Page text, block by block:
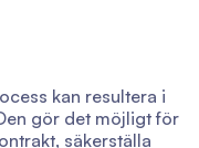
kan resultera i
gör det möjligt för
säkerställa